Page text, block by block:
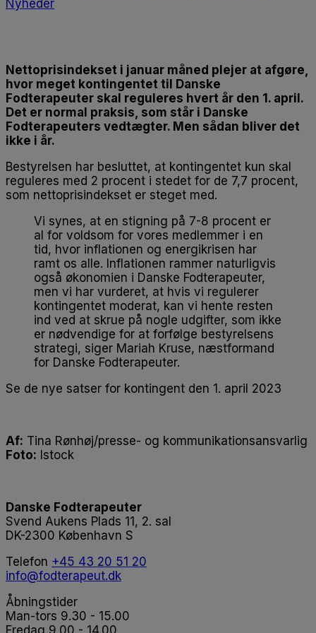
Nyheder
Nettoprisindekset i januar måned plejer at afgøre,
hvor meget kontingentet til Danske
Fodterapeuter skal reguleres hvert år den 1. april.
Det er normal praksis, som står i Danske
Fodterapeuters vedtægter. Men sådan bliver det
ikke i år.
Bestyrelsen har besluttet, at kontingentet kun skal
reguleres med 2 procent i stedet for de 7,7 procent,
som nettoprisindekset er steget med.
Vi synes, at en stigning på 7-8 procent er
al for voldsom for vores medlemmer i en
tid, hvor inflationen og energikrisen har
ramt os alle. Inflationen rammer naturligvis
også økonomien i Danske Fodterapeuter,
men vi har vurderet, at hvis vi regulerer
kontingentet moderat, kan vi hente resten
ind ved at skrue på nogle udgifter, som ikke
er nødvendige for at forfølge bestyrelsens
strategi, siger Mariah Kruse, næstformand
for Danske Fodterapeuter.
Se de nye satser for kontingent den 1. april 2023
Af: Tina Rønhøj/presse- og kommunikationsansvarlig
Foto: Istock
Danske Fodterapeuter
Svend Aukens Plads 11, 2. sal
DK-2300 København S
Telefon +45 43 20 51 20
info@fodterapeut.dk
Åbningstider
Man-tors 9.30 - 15.00